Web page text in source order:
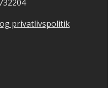
privatlivspolitik